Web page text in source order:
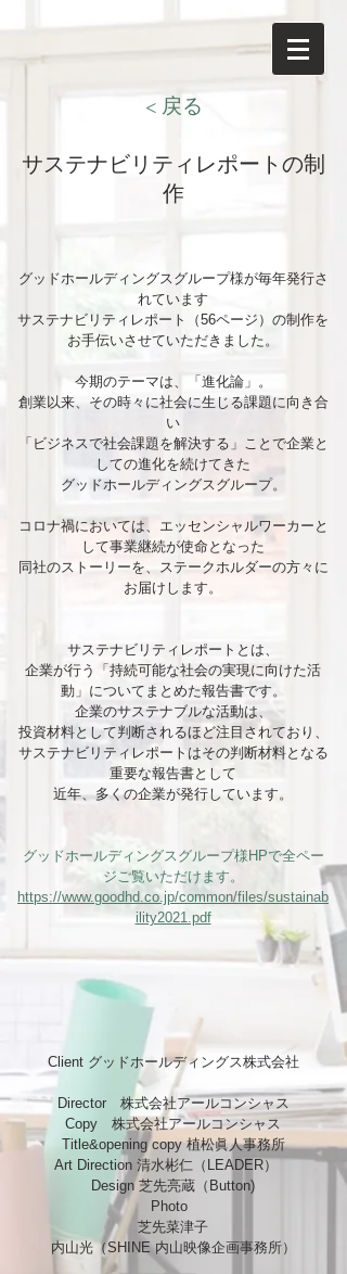
< 戻る
サステナビリティレポートの制
作
グッドホールディングスグループ様が毎年発行さ
れています
サステナビリティレポート（56ページ）の制作を
お手伝いさせていただきました。
今期のテーマは、「進化論」。
創業以来、その時々に社会に生じる課題に向き合
い
「ビジネスで社会課題を解決する」ことで企業と
しての進化を続けてきた
グッドホールディングスグループ。
コロナ禍においては、エッセンシャルワーカーと
して事業継続が使命となった
同社のストーリーを、ステークホルダーの方々に
お届けします。
サステナビリティレポートとは、
企業が行う「持続可能な社会の実現に向けた活
動」についてまとめた報告書です。
企業のサステナブルな活動は、
投資材料として判断されるほど注目されており、
サステナビリティレポートはその判断材料となる
重要な報告書として
近年、多くの企業が発行しています。
グッドホールディングスグループ様HPで全ペー
ジご覧いただけます。
https://www.goodhd.co.jp/common/files/sustainab
ility2021.pdf
Client グッドホールディングス株式会社
Director 株式会社アールコンシャス
Copy 株式会社アールコンシャス
Title&opening copy 植松眞人事務所
Art Direction 清水彬仁（LEADER）
Design 芝先亮蔵（Button)
Photo
芝先菜津子
内山光（SHINE 内山映像企画事務所）